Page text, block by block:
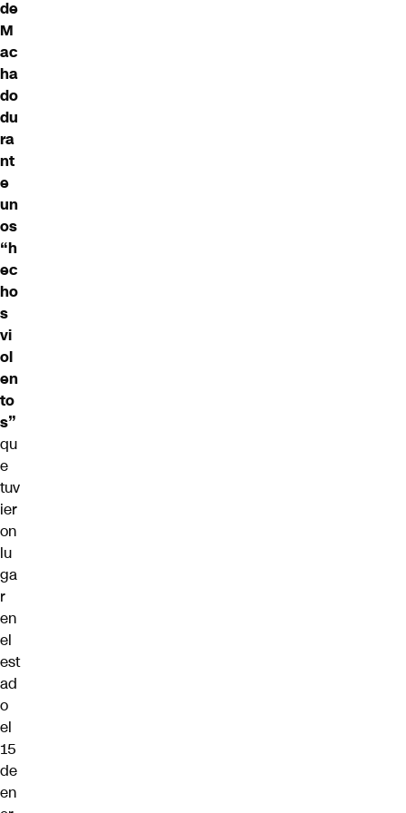
de
M
ac
ha
do
du
ra
nt
e
un
os
“h
ec
ho
s
vi
ol
en
to
s”
qu
e
tuv
ier
on
lu
ga
r
en
el
est
ad
o
el
15
de
en